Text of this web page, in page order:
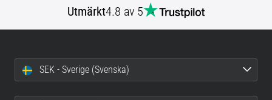
Utmärkt4.8 av 5
SEK - Sverige (Svenska)